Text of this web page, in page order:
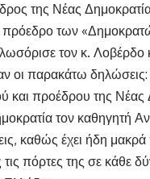
της Νέας
των
τον κ. Λοβέρδο
οι παρακάτω δηλώσεις:
προέδρου της Νέας
τον καθηγητή
καθώς έχει ήδη
τις πόρτες της σε